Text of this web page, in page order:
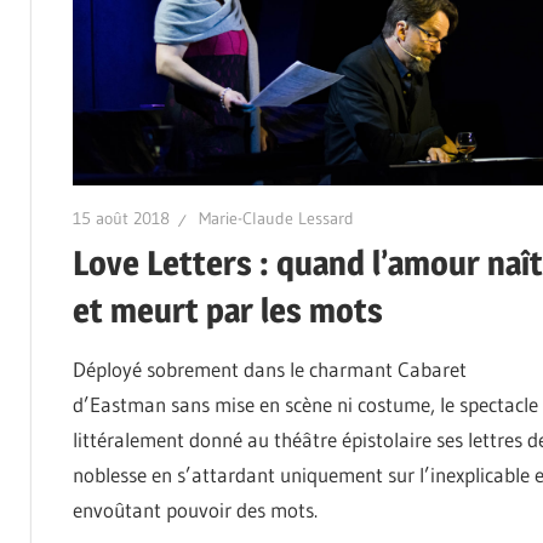
15 août 2018 Marie-Claude Lessard
Love Letters : quand l’amour naît
et meurt par les mots
Déployé sobrement dans le charmant Cabaret
d’Eastman sans mise en scène ni costume, le spectacle
littéralement donné au théâtre épistolaire ses lettres
noblesse en s’attardant uniquement sur l’inexplicable
envoûtant pouvoir des mots.